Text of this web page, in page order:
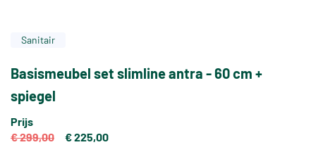
Sanitair
Basismeubel set slimline antra - 60 cm +
spiegel
Prijs
€ 299,00
€ 225,00